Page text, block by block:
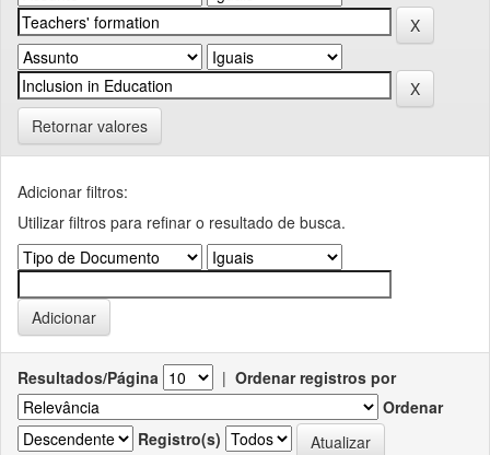
Retornar valores
Adicionar filtros:
Utilizar filtros para refinar o resultado de busca.
Resultados/Página | Ordenar registros por
Ordenar
Registro(s)